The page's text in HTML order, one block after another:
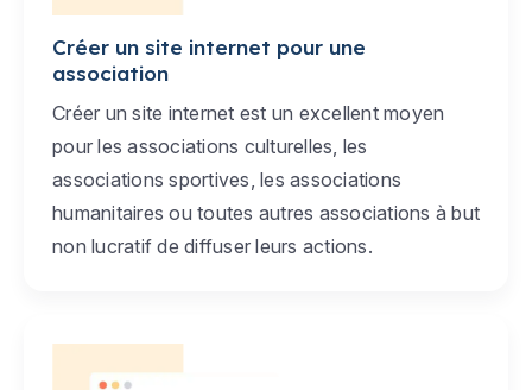
Créer un site internet pour une
association
Créer un site internet est un excellent moyen
pour les associations culturelles, les
associations sportives, les associations
humanitaires ou toutes autres associations à but
non lucratif de diffuser leurs actions.